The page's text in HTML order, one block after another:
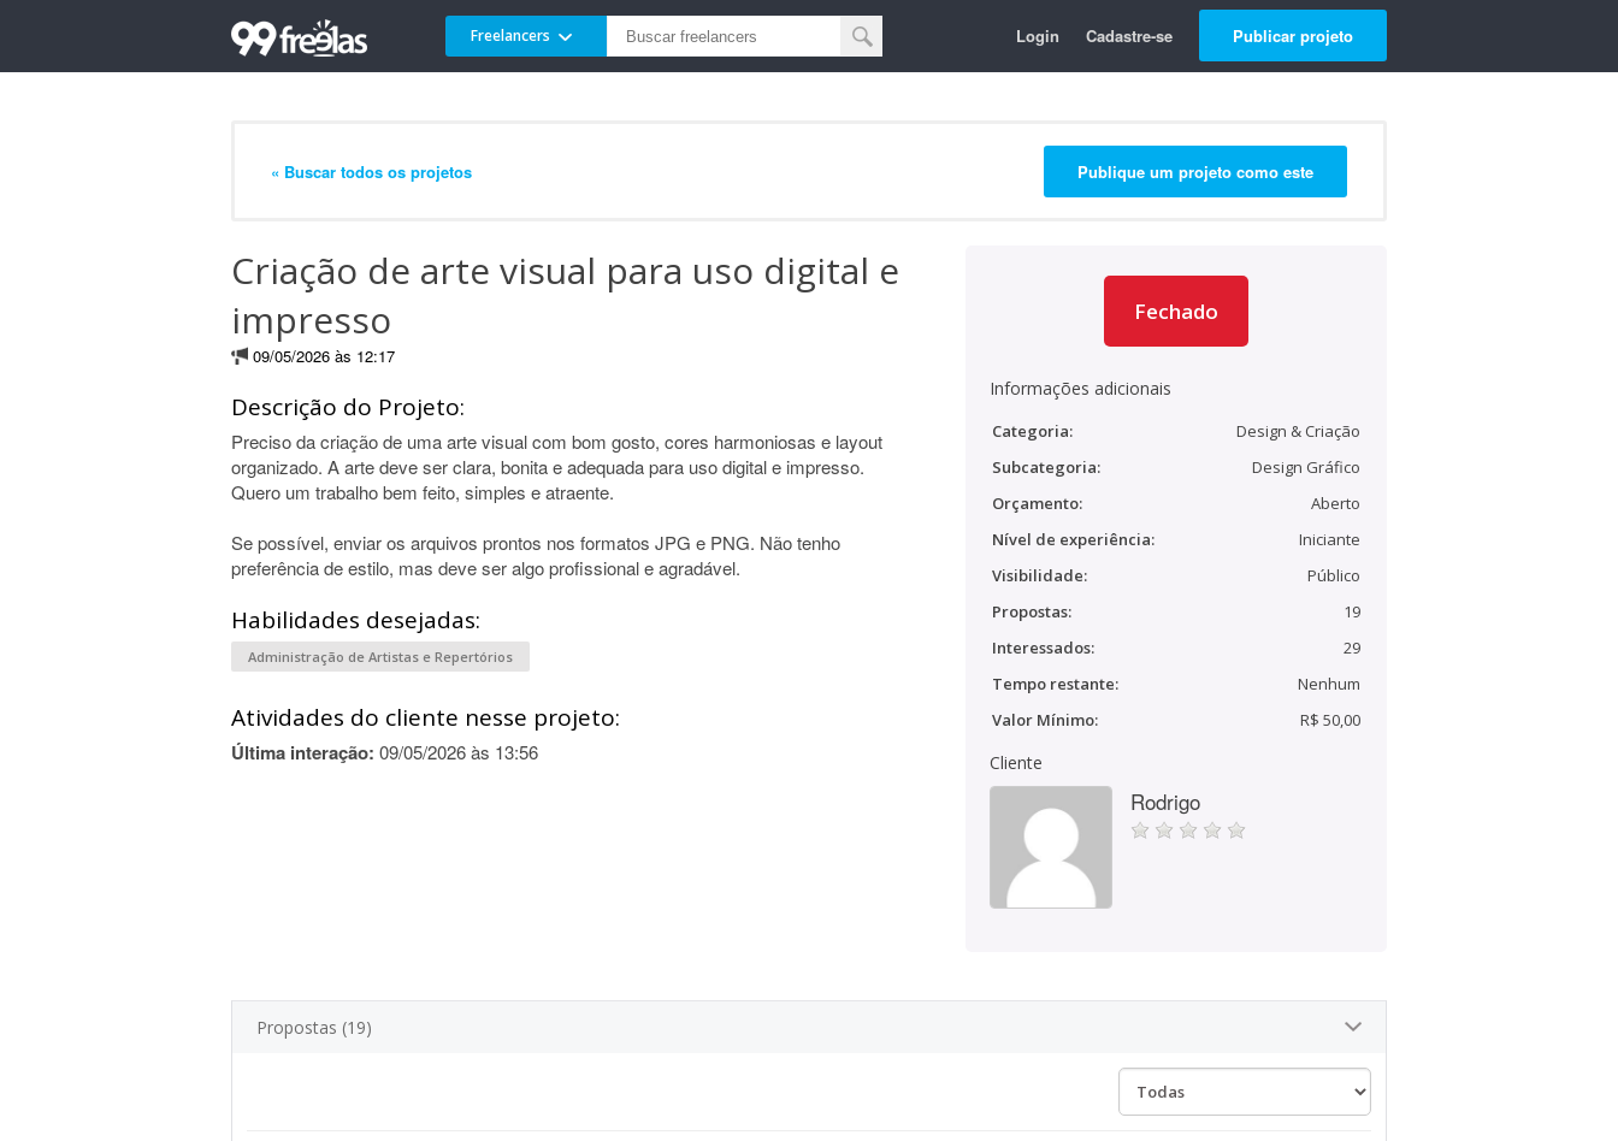
Freelancers Login Cadastre-se Publicar projeto
« Buscar todos os projetos Publique um projeto como este
Criação de arte visual para uso digital e
impresso
09/05/2026 às 12:17
Descrição do Projeto:
Preciso da criação de uma arte visual com bom gosto, cores harmoniosas e layout
organizado. A arte deve ser clara, bonita e adequada para uso digital e impresso.
Quero um trabalho bem feito, simples e atraente.
Se possível, enviar os arquivos prontos nos formatos JPG e PNG. Não tenho
preferência de estilo, mas deve ser algo profissional e agradável.
Habilidades desejadas:
Administração de Artistas e Repertórios
Atividades do cliente nesse projeto:
Última interação: 09/05/2026 às 13:56
Fechado
Informações adicionais
Categoria:
Design & Criação
Subcategoria:
Design Gráfico
Orçamento:
Aberto
Nível de experiência:
Iniciante
Visibilidade:
Público
Propostas:
19
Interessados:
29
Tempo restante:
Nenhum
Valor Mínimo:
R$ 50,00
Cliente
Rodrigo
Propostas (19)